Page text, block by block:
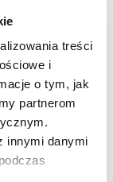
treści
i
o tym, jak
partnerom
innymi danymi